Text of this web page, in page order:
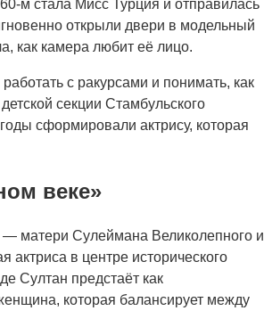
м стала Мисс Турция и отправилась
открыли двери в модельный
как камера любит её лицо.
с ракурсами и понимать, как
секции Стамбульского
сформировали актрису, которая
веке»
матери Сулеймана Великолепного и
в центре исторического
Султан предстаёт как
которая балансирует между